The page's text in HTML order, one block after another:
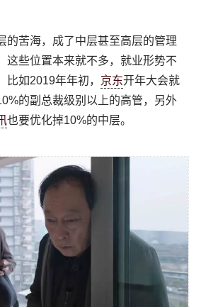
的苦海，成了中层甚至高层的管理
这些位置本来就不多，就业形势不
比如2019年年初， 京东开年大会就
的副总裁级别以上的高管，另外
也要优化掉10%的中层。